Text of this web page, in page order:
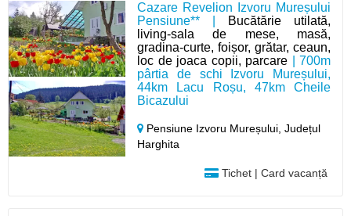
Cazare Revelion Izvoru Mureșului
Pensiune** |
Bucătărie utilată,
living-sala de mese, masă,
gradina-curte, foișor, grătar, ceaun,
loc de joaca copii, parcare | 700m
pârtia de schi Izvoru Mureșului,
44km Lacu Roșu, 47km Cheile
Bicazului
Pensiune Izvoru Mureșului,Județul
Harghita
Tichet | Card vacanță